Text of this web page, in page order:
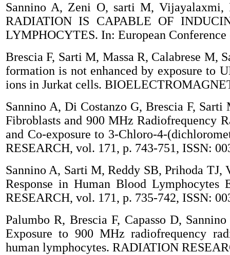
Sannino A, Zeni O, sarti M, Vijayalaxmi,
RADIATION IS CAPABLE OF
LYMPHOCYTES. In: European Conference
Brescia F, Sarti M, Massa R, Calabrese M,
formation is not enhanced by exposure to
ions in Jurkat cells.
Sannino A, Di Costanzo G, Brescia F,
Fibroblasts and 900 MHz Radiofrequency
and Co-exposure to 3-Chloro-4-
RESEARCH, vol. 171, p. 743-751, ISSN:
Sannino A, Sarti M, Reddy SB, Prihoda
Response in Human Blood Lymphocytes
RESEARCH, vol. 171, p. 735-742, ISSN:
Palumbo R, Brescia F, Capasso D,
Exposure to 900 MHz radiofrequency
human lymphocytes. RADIATION